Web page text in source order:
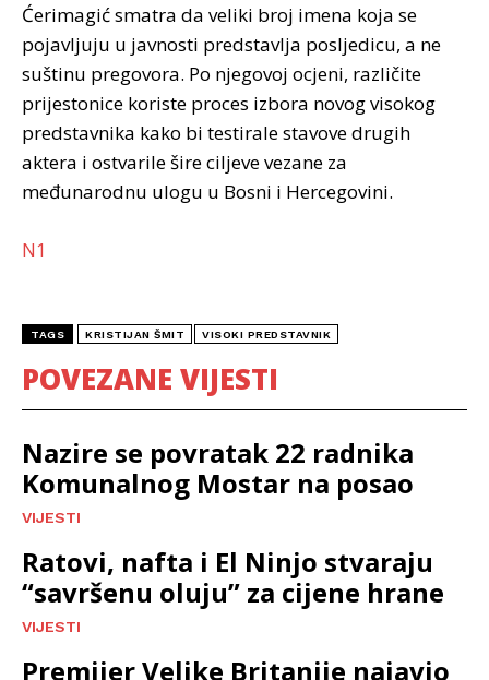
Ćerimagić smatra da veliki broj imena koja se
pojavljuju u javnosti predstavlja posljedicu, a ne
suštinu pregovora. Po njegovoj ocjeni, različite
prijestonice koriste proces izbora novog visokog
predstavnika kako bi testirale stavove drugih
aktera i ostvarile šire ciljeve vezane za
međunarodnu ulogu u Bosni i Hercegovini.
N1
TAGS KRISTIJAN ŠMIT VISOKI PREDSTAVNIK
POVEZANE VIJESTI
Nazire se povratak 22 radnika
Komunalnog Mostar na posao
VIJESTI
Ratovi, nafta i El Ninjo stvaraju
“savršenu oluju” za cijene hrane
VIJESTI
Premijer Velike Britanije najavio